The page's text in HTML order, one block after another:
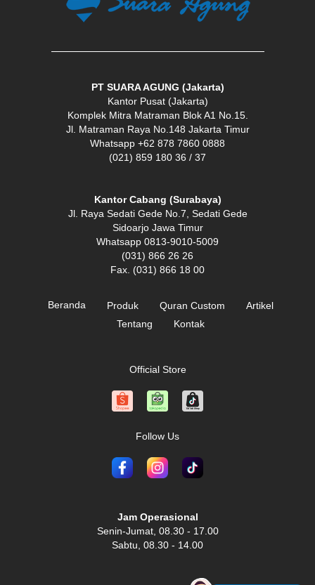
PT SUARA AGUNG (Jakarta)
Kantor Pusat (Jakarta)
Komplek Mitra Matraman Blok A1 No.15.
Jl. Matraman Raya No.148 Jakarta Timur
Whatsapp +62 878 7860 0888
(021) 859 180 36 / 37
Kantor Cabang (Surabaya)
Jl. Raya Sedati Gede No.7, Sedati Gede
Sidoarjo Jawa Timur
Whatsapp 0813-9010-5009
(031) 866 26 26
Fax. (031) 866 18 00
Beranda Produk Quran Custom
Artikel
Tentang
Kontak
Official Store
Follow Us
Jam Operasional
Senin-Jumat, 08.30 - 17.00
Sabtu, 08.30 - 14.00